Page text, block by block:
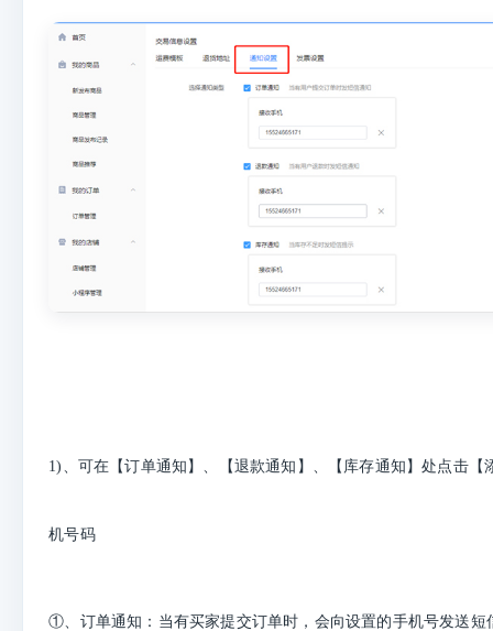
1)、可在【订单通知】、【退款通知】、【库存通知】处点击【
机号码
①、订单通知：当有买家提交订单时，会向设置的手机号发送短